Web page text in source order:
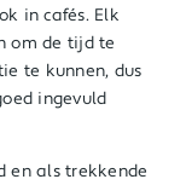
in cafés. Elk
om de tijd te
te kunnen, dus
ingevuld
en als trekkende